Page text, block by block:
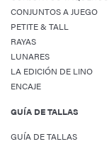
CONJUNTOS A JUEGO
PETITE & TALL
RAYAS
LUNARES
LA EDICIÓN DE LINO
ENCAJE
GUÍA DE TALLAS
GUÍA DE TALLAS